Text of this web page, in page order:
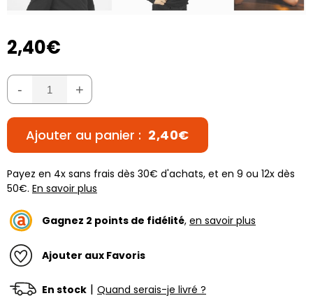
2,40€
- +
Ajouter au panier : 2,40€
Payez en 4x sans frais dès 30€ d'achats, et en 9 ou 12x dès
50€. En savoir plus
Gagnez 2 points de fidélité, en savoir plus
Ajouter aux Favoris
En stock | Quand serais-je livré ?